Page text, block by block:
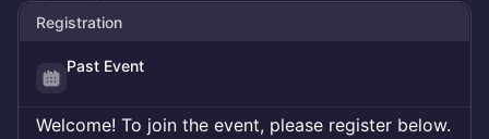
Registration
Past Event
Welcome! To join the event, please register below.